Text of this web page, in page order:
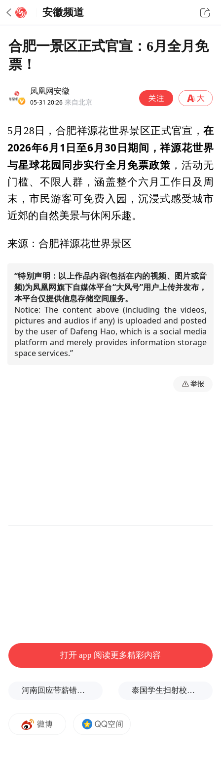
安徽频道
合肥一景区正式官宣：6月全月免
票！
凤凰网安徽
05-31 20:26 来自北京
5月28日，合肥祥源花世界景区正式官宣， 在
2026年6月1日至6月30日期间，祥源花世界
与星球花园同步实行全月免票政策 ，活动无
门槛、不限人群，涵盖整个六月工作日及周
末，市民游客可免费入园，沉浸式感受城市
近郊的自然美景与休闲乐趣。
来源：合肥祥源花世界景区
“特别声明：以上作品内容(包括在内的视频、图片或音
频)为凤凰网旗下自媒体平台“大风号”用户上传并发布，
本平台仅提供信息存储空间服务。
Notice: The content above (including the videos,
pictures and audios if any) is uploaded and posted
by the user of Dafeng Hao, which is a social media
platform and merely provides information storage
space services.”
举报
打开 app 阅读更多精彩内容
河南回应带薪错峰休假通知引争议：文章相关表述不够准确，程序审签不规范，待修改后予以印发 泰国学生扫射校园，致7死15伤，犯案前先射杀祖父母